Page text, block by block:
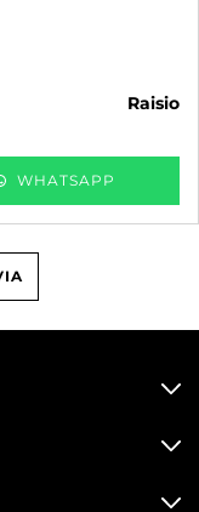
raisio
WHATSAPP